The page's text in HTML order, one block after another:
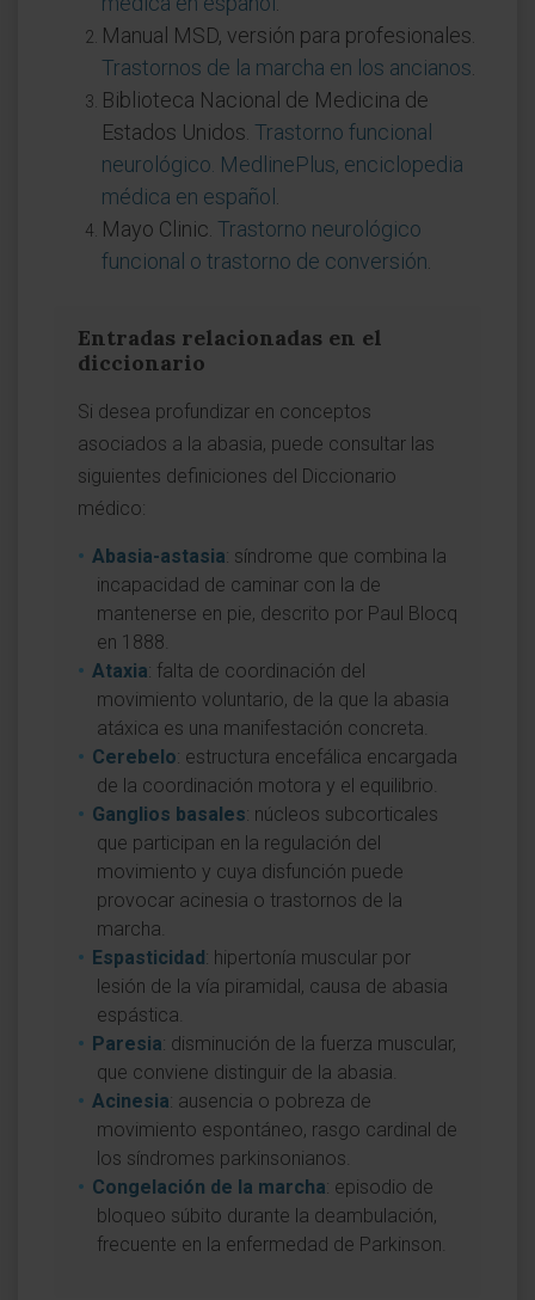
Manual MSD, versión para profesionales.
Trastornos de la marcha en los ancianos
Biblioteca Nacional de Medicina de
Estados Unidos. Trastorno funcional
neurológico. MedlinePlus, enciclopedia
médica en español
Mayo Clinic. Trastorno neurológico
funcional o trastorno de conversión
Entradas relacionadas en el
diccionario
Si desea profundizar en conceptos
asociados a la abasia, puede consultar las
siguientes definiciones del Diccionario
médico:
Abasia-astasia: síndrome que combina la
incapacidad de caminar con la de
mantenerse en pie, descrito por Paul Blocq
en 1888.
Ataxia: falta de coordinación del
movimiento voluntario, de la que la abasia
atáxica es una manifestación concreta.
Cerebelo: estructura encefálica encargada
de la coordinación motora y el equilibrio.
Ganglios basales: núcleos subcorticales
que participan en la regulación del
movimiento y cuya disfunción puede
provocar acinesia o trastornos de la
marcha.
Espasticidad: hipertonía muscular por
lesión de la vía piramidal, causa de abasia
espástica.
Paresia: disminución de la fuerza muscular,
que conviene distinguir de la abasia.
Acinesia: ausencia o pobreza de
movimiento espontáneo, rasgo cardinal de
los síndromes parkinsonianos.
Congelación de la marcha: episodio de
bloqueo súbito durante la deambulación,
frecuente en la enfermedad de Parkinson.